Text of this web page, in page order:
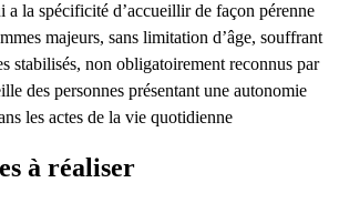
a la spécificité d’accueillir de façon pérenne
majeurs, sans limitation d’âge, souffrant
stabilisés, non obligatoirement reconnus par
des personnes présentant une autonomie
les actes de la vie quotidienne
à réaliser